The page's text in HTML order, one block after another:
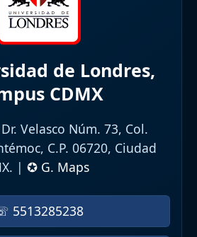
de Londres,
CDMX
Velasco Núm. 73, Col.
C.P. 06720, Ciudad
| ✪ G. Maps
5513285238